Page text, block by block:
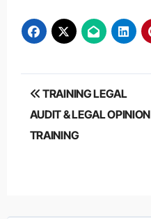
Post
navigation
TRAINING LEGAL
AUDIT & LEGAL OPINION
TRAINING